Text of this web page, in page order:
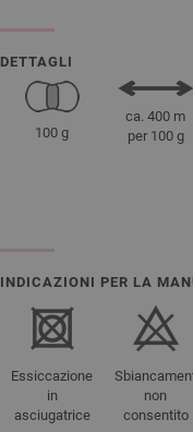
DETTAGLI
100 g
ca. 400 m
per 100 g
INDICAZIONI PER LA
Essiccazione
in
asciugatrice
non
consentito